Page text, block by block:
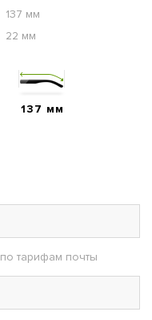
137 мм
22 мм
137 мм
по тарифам почты